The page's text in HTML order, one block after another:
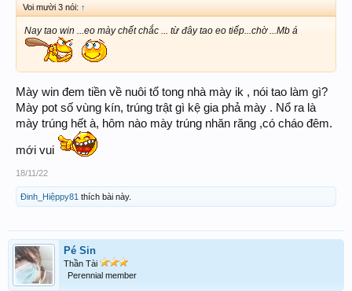
Voi mười 3 nói: ↑
Nay tao win ...eo mày chết chắc ... từ đây tao eo tiếp...chờ ...Mb á
Mày win đem tiền về nuôi tổ tong nhà mày ik , nói tao làm gì?
Mày pot số vùng kín, trúng trật gì kệ gia phả mày . Nổ ra là
mày trúng hết à, hôm nào mày trúng nhăn răng ,có cháo đêm.
mới vui
18/11/22
Đinh_Hiệppy81 thích bài này.
Pé Sin
Thần Tài
Perennial member